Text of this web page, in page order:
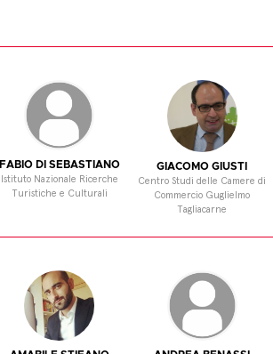
FABIO DI SEBASTIANO
Istituto Nazionale Ricerche
Turistiche e Culturali
GIACOMO GIUSTI
Centro Studi delle Camere di
Commercio Guglielmo
Tagliacarne